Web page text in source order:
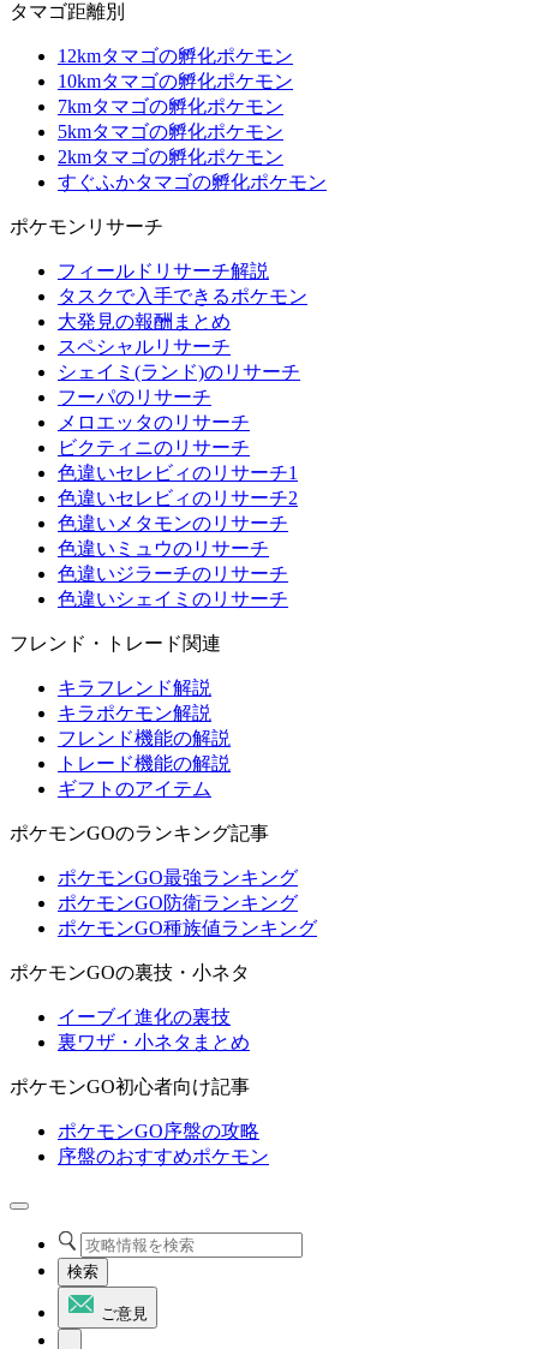
タマゴ距離別
12kmタマゴの孵化ポケモン
10kmタマゴの孵化ポケモン
7kmタマゴの孵化ポケモン
5kmタマゴの孵化ポケモン
2kmタマゴの孵化ポケモン
すぐふかタマゴの孵化ポケモン
ポケモンリサーチ
フィールドリサーチ解説
タスクで入手できるポケモン
大発見の報酬まとめ
スペシャルリサーチ
シェイミ(ランド)のリサーチ
フーパのリサーチ
メロエッタのリサーチ
ビクティニのリサーチ
色違いセレビィのリサーチ1
色違いセレビィのリサーチ2
色違いメタモンのリサーチ
色違いミュウのリサーチ
色違いジラーチのリサーチ
色違いシェイミのリサーチ
フレンド・トレード関連
キラフレンド解説
キラポケモン解説
フレンド機能の解説
トレード機能の解説
ギフトのアイテム
ポケモンGOのランキング記事
ポケモンGO最強ランキング
ポケモンGO防衛ランキング
ポケモンGO種族値ランキング
ポケモンGOの裏技・小ネタ
イーブイ進化の裏技
裏ワザ・小ネタまとめ
ポケモンGO初心者向け記事
ポケモンGO序盤の攻略
序盤のおすすめポケモン
検索
ご意見